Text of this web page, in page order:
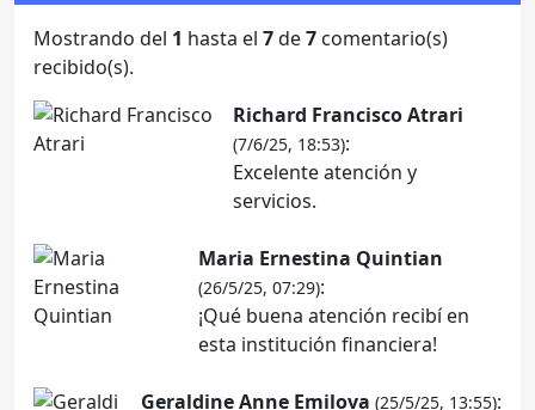
Mostrando del 1 hasta el 7de7 comentario(s)
recibido(s).
Richard Francisco Atrari
(7/6/25, 18:53):
Excelente atención y
servicios.
Maria Ernestina Quintian
(26/5/25, 07:29):
¡Qué buena atención recibí en
esta institución financiera!
Geraldine Anne Emilova (25/5/25, 13:55):